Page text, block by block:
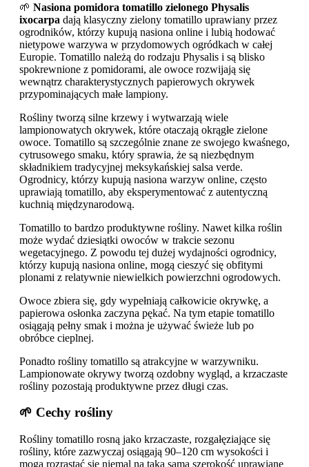
🌱 Nasiona pomidora tomatillo zielonego Physalis
ixocarpa dają klasyczny zielony tomatillo uprawiany przez
ogrodników, którzy kupują nasiona online i lubią hodować
nietypowe warzywa w przydomowych ogródkach w całej
Europie. Tomatillo należą do rodzaju Physalis i są blisko
spokrewnione z pomidorami, ale owoce rozwijają się
wewnątrz charakterystycznych papierowych okrywek
przypominających małe lampiony.
Rośliny tworzą silne krzewy i wytwarzają wiele
lampionowatych okrywek, które otaczają okrągłe zielone
owoce. Tomatillo są szczególnie znane ze swojego kwaśnego,
cytrusowego smaku, który sprawia, że są niezbędnym
składnikiem tradycyjnej meksykańskiej salsa verde.
Ogrodnicy, którzy kupują nasiona warzyw online, często
uprawiają tomatillo, aby eksperymentować z autentyczną
kuchnią międzynarodową.
Tomatillo to bardzo produktywne rośliny. Nawet kilka roślin
może wydać dziesiątki owoców w trakcie sezonu
wegetacyjnego. Z powodu tej dużej wydajności ogrodnicy,
którzy kupują nasiona online, mogą cieszyć się obfitymi
plonami z relatywnie niewielkich powierzchni ogrodowych.
Owoce zbiera się, gdy wypełniają całkowicie okrywkę, a
papierowa osłonka zaczyna pękać. Na tym etapie tomatillo
osiągają pełny smak i można je używać świeże lub po
obróbce cieplnej.
Ponadto rośliny tomatillo są atrakcyjne w warzywniku.
Lampionowate okrywy tworzą ozdobny wygląd, a krzaczaste
rośliny pozostają produktywne przez długi czas.
🌱 Cechy rośliny
Rośliny tomatillo rosną jako krzaczaste, rozgałęziające się
rośliny, które zazwyczaj osiągają 90–120 cm wysokości i
mogą rozrastać się niemal na taką samą szerokość uprawiane